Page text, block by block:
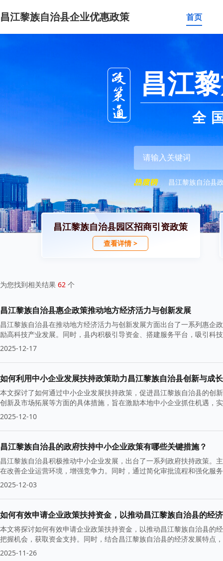
昌江黎族自治县企业优惠政策 首页
昌江
全
昌江黎族自治县
昌江黎族自治县园区招商引资政策
查看详情 >
为您找到相关结果 62 个
昌江黎族自治县惠企政策推动地方经济活力与创新发展
昌江黎族自治县在推动地方经济活力与创新发展方面出台了一系列惠企
励高科技产业发展。同时，县内积极引导资金、搭建服务平台，吸引科
础。
2025-12-17
如何利用中小企业发展扶持政策助力昌江黎族自治县创新与成
本文探讨了如何通过中小企业发展扶持政策，促进昌江黎族自治县的创
创新及市场拓展等方面的具体措施，旨在激励本地中小企业抓住机遇，
2025-12-10
昌江黎族自治县的政府扶持中小企业政策有哪些关键措施？
昌江黎族自治县积极推动中小企业发展，出台了一系列政府扶持政策。
在改善企业运营环境，增强竞争力。同时，通过简化审批流程和强化服
2025-12-03
如何有效申请企业政策扶持资金，以推动昌江黎族自治县的经
本文将探讨如何有效申请企业政策扶持资金，以推动昌江黎族自治县的
把握机会，获取资金支持。同时，结合昌江黎族自治县的经济发展特点
2025-11-26